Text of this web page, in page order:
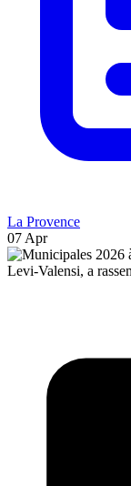
La Provence
07 Apr